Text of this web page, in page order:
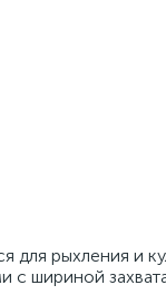
рыхления и
с шириной